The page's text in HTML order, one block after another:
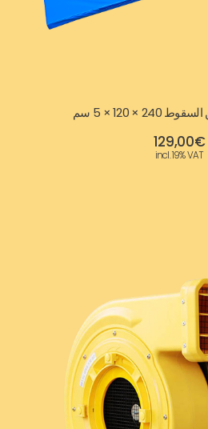
× 120 × 5 سم
129,00€
incl. 19% VAT